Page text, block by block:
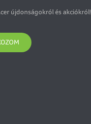
újdonságokról és akciókról!